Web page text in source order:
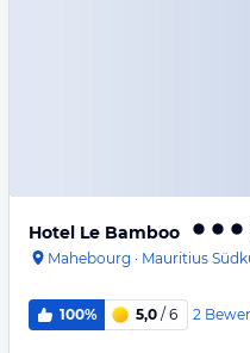
Hotel Le Bamboo
Mahebourg · Mauritius
100% 5,0 / 6 2